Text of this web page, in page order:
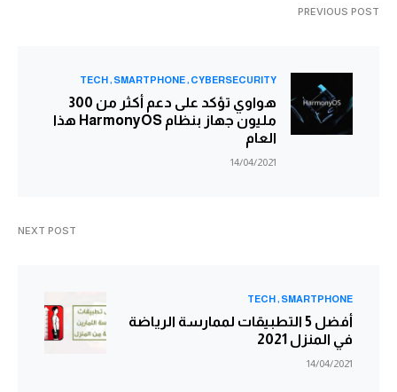
PREVIOUS POST
CYBERSECURITY
SMARTPHONE
TECH
هواوي تؤكد على دعم أكثر من 300
مليون جهاز بنظام HarmonyOS هذا
العام
14/04/2021
NEXT POST
SMARTPHONE
TECH
أفضل 5 التطبيقات لممارسة الرياضة
في المنزل 2021
14/04/2021